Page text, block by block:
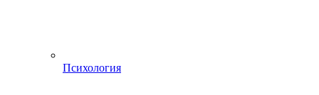
Психология